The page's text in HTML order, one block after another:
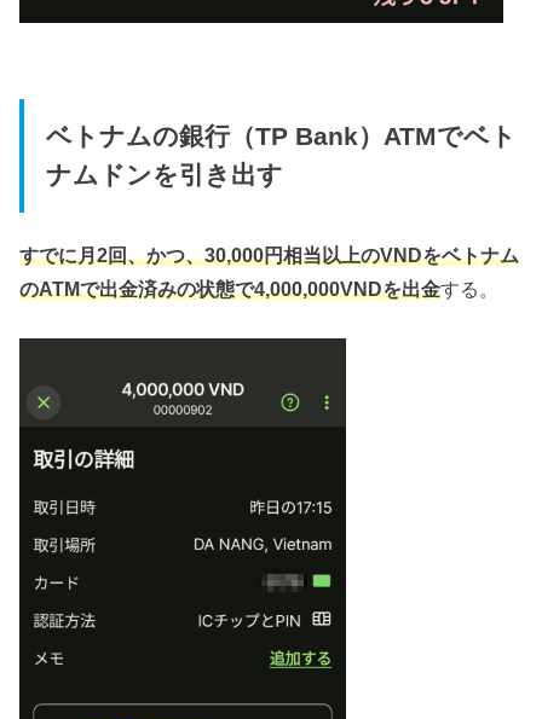
ベトナムの銀行（TP Bank）ATMでベト
ナムドンを引き出す
すでに月2回、かつ、30,000円相当以上のVNDをベトナム
のATMで出金済みの状態で4,000,000VNDを出金する。